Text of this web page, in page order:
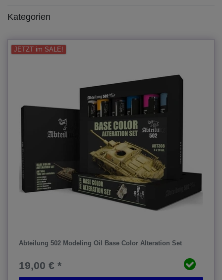
Kategorien
JETZT im SALE!
Abteilung 502 Modeling Oil Base Color Alteration Set
19,00 € *